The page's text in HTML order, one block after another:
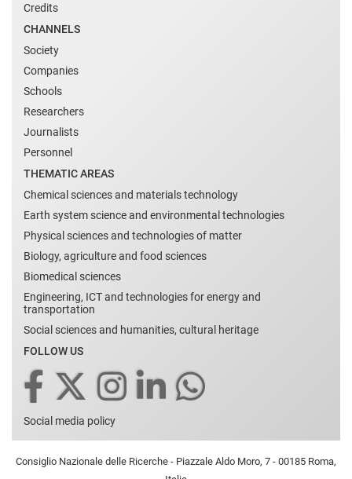
Credits
CHANNELS
Society
Companies
Schools
Researchers
Journalists
Personnel
THEMATIC AREAS
Chemical sciences and materials technology
Earth system science and environmental technologies
Physical sciences and technologies of matter
Biology, agriculture and food sciences
Biomedical sciences
Engineering, ICT and technologies for energy and
transportation
Social sciences and humanities, cultural heritage
FOLLOW US
Social media policy
Consiglio Nazionale delle Ricerche - Piazzale Aldo Moro, 7 - 00185 Roma,